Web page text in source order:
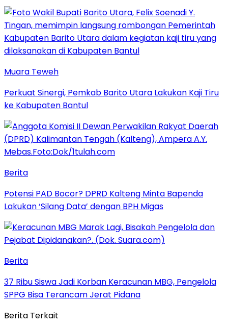
Muara Teweh
Perkuat Sinergi, Pemkab Barito Utara Lakukan Kaji Tiru
ke Kabupaten Bantul
Berita
Potensi PAD Bocor? DPRD Kalteng Minta Bapenda
Lakukan ‘Silang Data’ dengan BPH Migas
Berita
37 Ribu Siswa Jadi Korban Keracunan MBG, Pengelola
SPPG Bisa Terancam Jerat Pidana
Berita Terkait